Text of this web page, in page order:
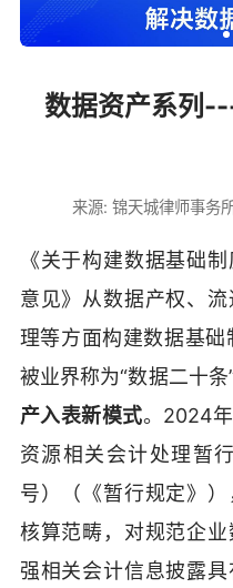
数据资产系列
来源: 锦天城律师事务
《关于构建数据基础
意见》从数据产权、
理等方面构建数据基础
被业界称为“数据二十
产入表新模式。2024
资源相关会计处理暂
号）（《暂行规定》
核算范畴，对规范企
强相关会计信息披露